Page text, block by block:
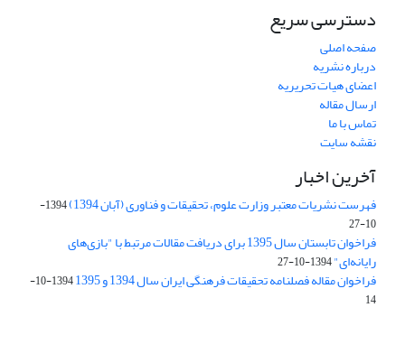
دسترسی سریع
صفحه اصلی
درباره نشریه
اعضای هیات تحریریه
ارسال مقاله
تماس با ما
نقشه سایت
آخرین اخبار
فهرست نشریات معتبر وزارت علوم، تحقیقات و فناوری (آبان 1394)
1394-
10-27
فراخوان تابستان سال 1395 برای دریافت مقالات مرتبط با "بازی‌های
رایانه‌ای"1394-10-27
فراخوان مقاله فصلنامه تحقیقات فرهنگی ایران سال 1394 و 1395
1394-10-
14